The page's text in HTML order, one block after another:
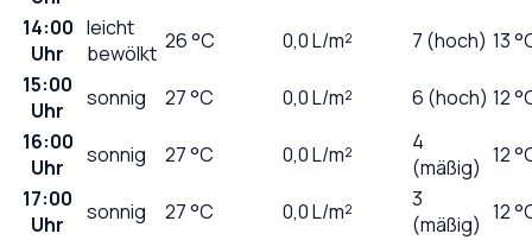
14:00
Uhr
leicht
bewölkt 26°C 0,0L/m² 7 (hoch) 13
15:00
Uhr
sonnig 27°C 0,0L/m² 6 (hoch) 12
16:00
Uhr
sonnig 27°C 0,0L/m²
4
(mäßig) 12
17:00
Uhr
sonnig 27°C 0,0L/m²
3
(mäßig) 12